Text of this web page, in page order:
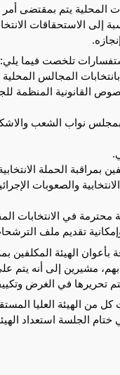
المحلية يتم بمقتضى
الاستحقاقات
تلخصت فيما يلي:
المجالس
القانونية المنظمة
نواب الشعب
الحملة
والصعوبات
في الانتخابات
تقديم ملف
الهيئة المكلفين
مشيرين إلى أنه يتم
تحريرها في الغرض
من الهيئة العليا
ختام الجلسة استعداد